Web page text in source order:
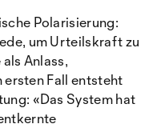
Polarisierung:
um Urteilskraft zu
Anlass,
Fall entsteht
«Das System hat